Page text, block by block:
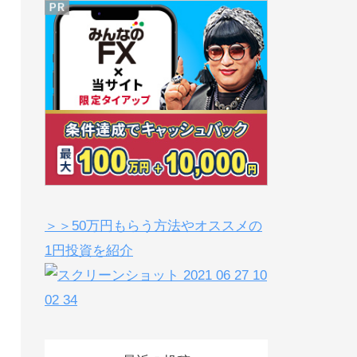
＞＞50万円もらう方法やオススメの
1円投資を紹介